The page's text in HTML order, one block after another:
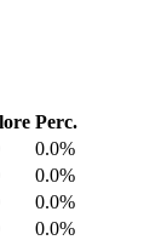
Perc.
0.0%
0.0%
0.0%
0.0%